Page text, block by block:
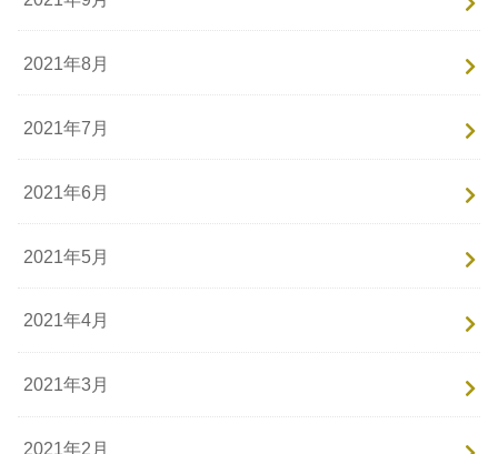
2021年8月
2021年7月
2021年6月
2021年5月
2021年4月
2021年3月
2021年2月